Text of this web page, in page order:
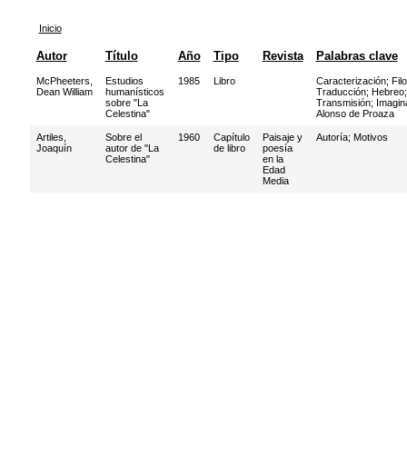
Inicio
Autor Título Año Tipo Revista Palabras clave
McPheeters,
Dean William
Estudios
humanísticos
sobre "La
Celestina"
1985 Libro Caracterización;
Traducción; Hebreo
Transmisión;
Alonso de Proaza
Artiles,
Joaquín
Sobre el
autor de "La
Celestina"
1960
Capítulo
de libro
Paisaje y
poesía
en la
Edad
Media
Autoría; Motivos